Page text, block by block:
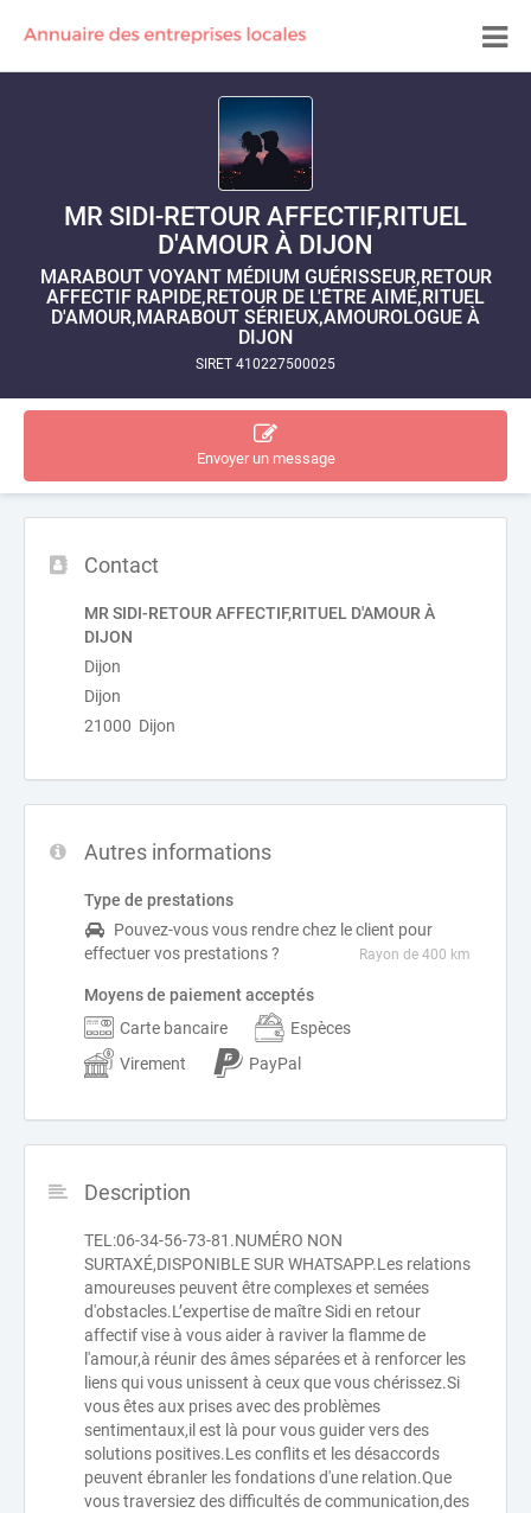
MR SIDI-RETOUR AFFECTIF,RITUEL
D'AMOUR À DIJON
MARABOUT VOYANT MÉDIUM GUÉRISSEUR,RETOUR
AFFECTIF RAPIDE,RETOUR DE L'ÊTRE AIMÉ,RITUEL
D'AMOUR,MARABOUT SÉRIEUX,AMOUROLOGUE À
DIJON
SIRET 410227500025
Envoyer un message
Contact
MR SIDI-RETOUR AFFECTIF,RITUEL D'AMOUR À
DIJON
Dijon
Dijon
21000 Dijon
Autres informations
Type de prestations
Pouvez-vous vous rendre chez le client pour
effectuer vos prestations ?
Rayon de 400 km
Moyens de paiement acceptés
Carte bancaire
Espèces
Virement
PayPal
Description
TEL:06-34-56-73-81.NUMÉRO NON
SURTAXÉ,DISPONIBLE SUR WHATSAPP.Les relations
amoureuses peuvent être complexes et semées
d'obstacles.L’expertise de maître Sidi en retour
affectif vise à vous aider à raviver la flamme de
l'amour,à réunir des âmes séparées et à renforcer les
liens qui vous unissent à ceux que vous chérissez.Si
vous êtes aux prises avec des problèmes
sentimentaux,il est là pour vous guider vers des
solutions positives.Les conflits et les désaccords
peuvent ébranler les fondations d'une relation.Que
vous traversiez des difficultés de communication,des